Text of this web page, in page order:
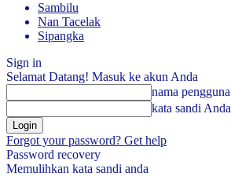
Sambilu
Nan Tacelak
Sipangka
Sign in
Selamat Datang! Masuk ke akun Anda
nama pengguna
kata sandi Anda
Forgot your password? Get help
Password recovery
Memulihkan kata sandi anda